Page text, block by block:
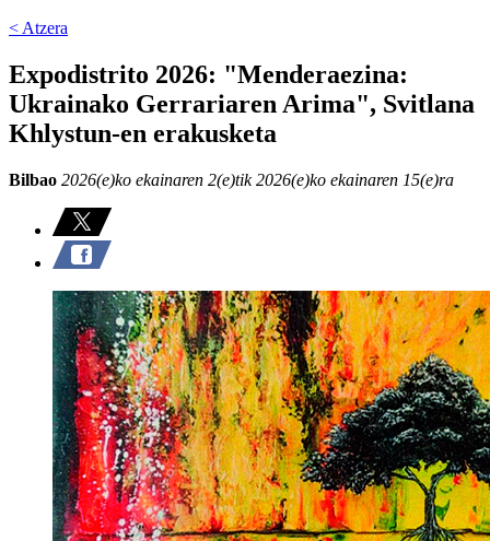
< Atzera
Expodistrito 2026: "Menderaezina:
Ukrainako Gerrariaren Arima", Svitlana
Khlystun-en erakusketa
Bilbao 2026(e)ko ekainaren 2(e)tik 2026(e)ko ekainaren 15(e)ra